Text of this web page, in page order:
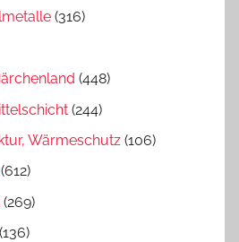
(316)
(448)
(244)
Wärmeschutz (106)
(612)
(269)
(136)